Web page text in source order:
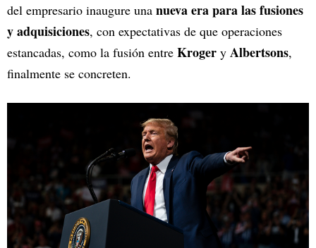
del empresario inaugure una nueva era para las fusiones
y adquisiciones, con expectativas de que operaciones
estancadas, como la fusión entre Kroger y Albertsons,
finalmente se concreten.